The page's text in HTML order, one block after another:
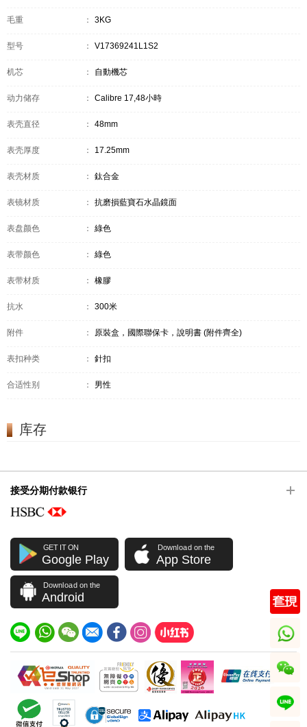
毛重 ： 3KG
型号 ： V17369241L1S2
机芯 ： 自動機芯
动力储存 ： Calibre 17,48小時
表壳直径 ： 48mm
表壳厚度 ： 17.25mm
表壳材质 ： 鈦合金
表镜材质 ： 抗磨損藍寶石水晶鏡面
表盘颜色 ： 綠色
表带颜色 ： 綠色
表带材质 ： 橡膠
抗水 ： 300米
附件 ： 原裝盒，國際聯保卡，說明書 (附件齊全)
表扣种类 ： 針扣
合适性别 ： 男性
库存
接受分期付款银行
GET IT ON
Google Play
Download on the
App Store
Download on the
Android
whatsapp